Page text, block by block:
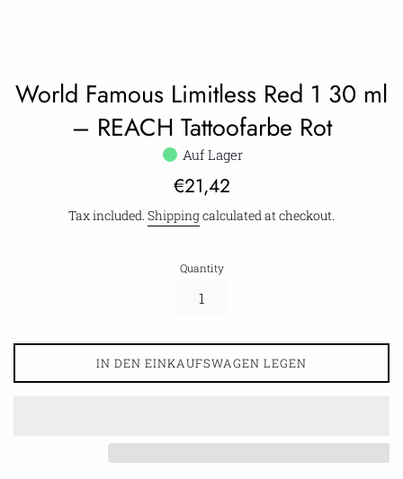
World Famous Limitless Red 1 30 ml
– REACH Tattoofarbe Rot
Auf Lager
Regular
€21,42
Tax included. Shippingcalculated at checkout.
Quantity
IN DEN EINKAUFSWAGEN LEGEN